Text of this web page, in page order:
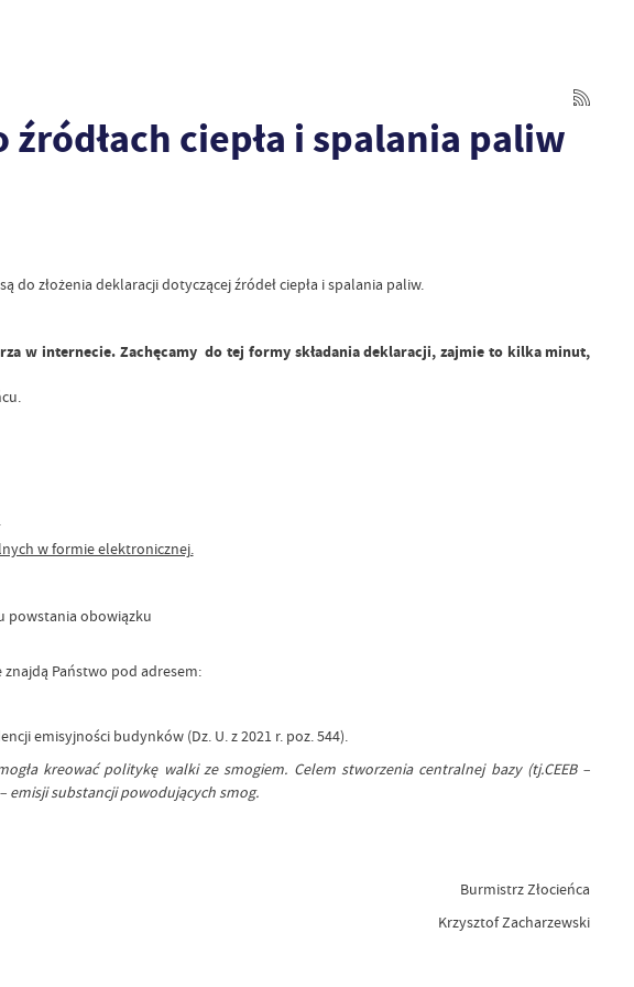
ciepła i spalania paliw
do złożenia deklaracji dotyczącej źródeł ciepła i spalania paliw.
w internecie. Zachęcamy do tej formy składania deklaracji, zajmie to kilka minut,
w formie elektronicznej.
powstania obowiązku
znajdą Państwo pod adresem:
emisyjności budynków (Dz. U. z 2021 r. poz. 544).
kreować politykę walki ze smogiem. Celem stworzenia centralnej bazy (tj.CEEB –
emisji substancji powodujących smog.
Burmistrz Złocieńca
Krzysztof Zacharzewski